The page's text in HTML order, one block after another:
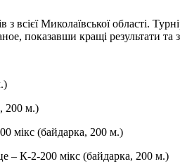
всієї Миколаївської області.
показавши кращі результати
200 м.)
мікс (байдарка, 200 м.)
– К-2-200 мікс (байдарка, 200 м.)